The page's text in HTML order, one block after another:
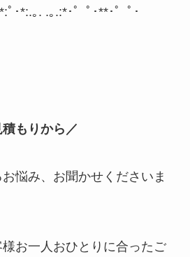
*:ﾟ･*:.｡ . .｡ .:*･゜ﾟ･**･゜ﾟ･
もりから／
悩み、お聞かせくださいま
お一人おひとりに合ったご